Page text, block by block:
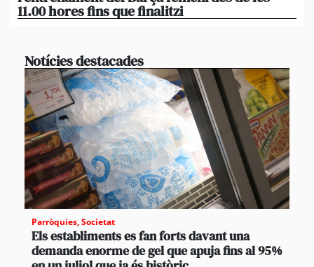
11.00 hores fins que finalitzi
Notícies destacades
Parròquies,Societat
Els establiments es fan forts davant una
demanda enorme de gel que apuja fins al 95%